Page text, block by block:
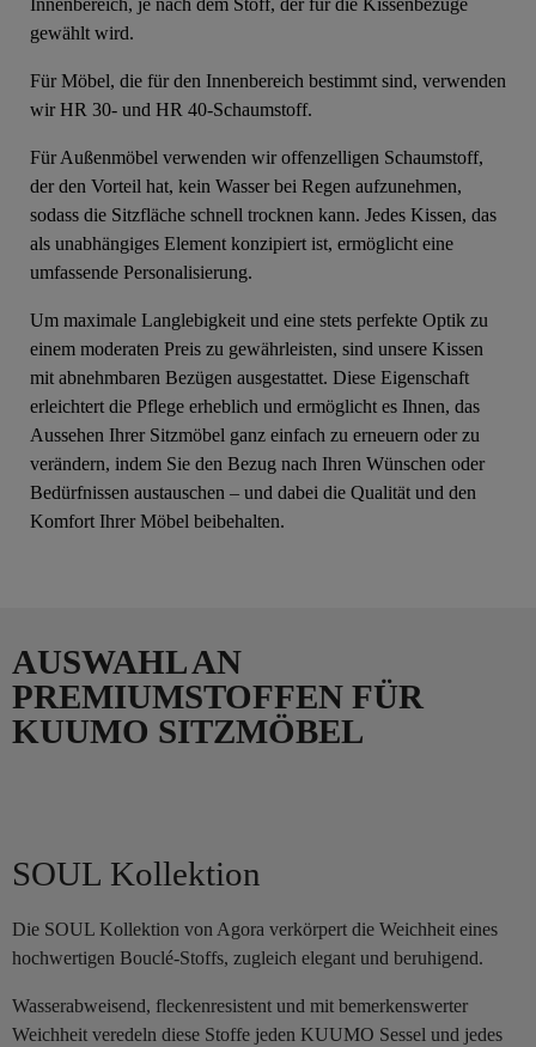
Innenbereich, je nach dem Stoff, der für die Kissenbezüge
gewählt wird.
Für Möbel, die für den Innenbereich bestimmt sind, verwenden
wir HR 30- und HR 40-Schaumstoff.
Für Außenmöbel verwenden wir offenzelligen Schaumstoff,
der den Vorteil hat, kein Wasser bei Regen aufzunehmen,
sodass die Sitzfläche schnell trocknen kann. Jedes Kissen, das
als unabhängiges Element konzipiert ist, ermöglicht eine
umfassende Personalisierung.
Um maximale Langlebigkeit und eine stets perfekte Optik zu
einem moderaten Preis zu gewährleisten, sind unsere Kissen
mit abnehmbaren Bezügen ausgestattet. Diese Eigenschaft
erleichtert die Pflege erheblich und ermöglicht es Ihnen, das
Aussehen Ihrer Sitzmöbel ganz einfach zu erneuern oder zu
verändern, indem Sie den Bezug nach Ihren Wünschen oder
Bedürfnissen austauschen – und dabei die Qualität und den
Komfort Ihrer Möbel beibehalten.
AUSWAHL AN
PREMIUMSTOFFEN FÜR
KUUMO SITZMÖBEL
SOUL Kollektion
Die SOUL Kollektion von Agora verkörpert die Weichheit eines
hochwertigen Bouclé-Stoffs, zugleich elegant und beruhigend.
Wasserabweisend, fleckenresistent und mit bemerkenswerter
Weichheit veredeln diese Stoffe jeden KUUMO Sessel und jedes